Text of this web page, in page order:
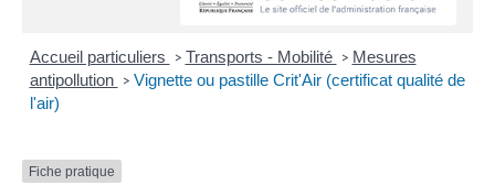
Accueil particuliers > Transports - Mobilité > Mesures
antipollution > Vignette ou pastille Crit'Air (certificat qualité de
l'air)
Fiche pratique